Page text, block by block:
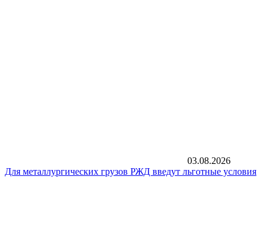
03.08.2026
Для металлургических грузов РЖД введут льготные условия